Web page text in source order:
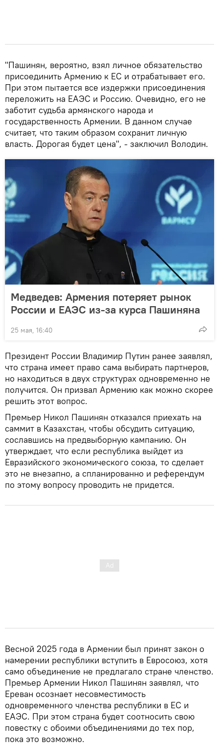
"Пашинян, вероятно, взял личное обязательство
присоединить Армению к ЕС и отрабатывает его.
При этом пытается все издержки присоединения
переложить на ЕАЭС и Россию. Очевидно, его не
заботит судьба армянского народа и
государственность Армении. В данном случае
считает, что таким образом сохранит личную
власть. Дорогая будет цена", - заключил Володин.
Медведев: Армения потеряет рынок
России и ЕАЭС из-за курса Пашиняна
25 мая, 16:40
Президент России Владимир Путин ранее заявлял,
что страна имеет право сама выбирать партнеров,
но находиться в двух структурах одновременно не
получится. Он призвал Армению как можно скорее
решить этот вопрос.
Премьер Никол Пашинян отказался приехать на
саммит в Казахстан, чтобы обсудить ситуацию,
сославшись на предвыборную кампанию. Он
утверждает, что если республика выйдет из
Евразийского экономического союза, то сделает
это не внезапно, а спланированно и референдум
по этому вопросу проводить не придется.
Весной 2025 года в Армении был принят закон о
намерении республики вступить в Евросоюз, хотя
само объединение не предлагало стране членство.
Премьер Армении Никол Пашинян заявлял, что
Ереван осознает несовместимость
одновременного членства республики в ЕС и
ЕАЭС. При этом страна будет соотносить свою
повестку с обоими объединениями до тех пор,
пока это возможно.